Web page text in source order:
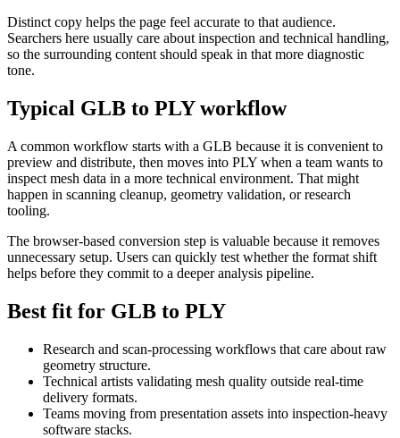
Distinct copy helps the page feel accurate to that audience.
Searchers here usually care about inspection and technical handling,
so the surrounding content should speak in that more diagnostic
tone.
Typical GLB to PLY workflow
A common workflow starts with a GLB because it is convenient to
preview and distribute, then moves into PLY when a team wants to
inspect mesh data in a more technical environment. That might
happen in scanning cleanup, geometry validation, or research
tooling.
The browser-based conversion step is valuable because it removes
unnecessary setup. Users can quickly test whether the format shift
helps before they commit to a deeper analysis pipeline.
Best fit for GLB to PLY
Research and scan-processing workflows that care about raw
geometry structure.
Technical artists validating mesh quality outside real-time
delivery formats.
Teams moving from presentation assets into inspection-heavy
software stacks.